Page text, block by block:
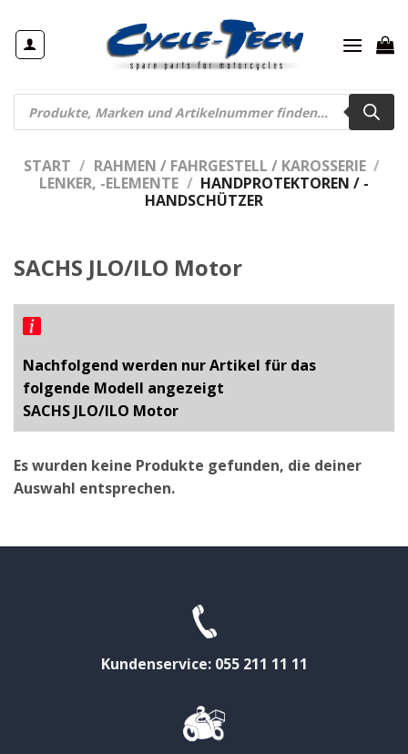
Inhalt
springen
Products
search
START / RAHMEN / FAHRGESTELL / KAROSSERIE /
LENKER, -ELEMENTE / HANDPROTEKTOREN / -
HANDSCHÜTZER
SACHS JLO/ILO Motor
Nachfolgend werden nur Artikel für das
folgende Modell angezeigt
SACHS JLO/ILO Motor
Es wurden keine Produkte gefunden, die deiner
Auswahl entsprechen.
Kundenservice: 055 211 11 11